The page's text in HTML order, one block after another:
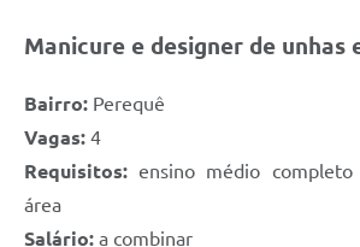
Manicure e designer de unhas
Bairro: Perequê
Vagas: 4
Requisitos: ensino médio
área
Salário: a combinar